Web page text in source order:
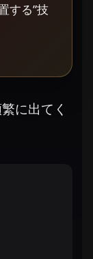
する”技
に出てく